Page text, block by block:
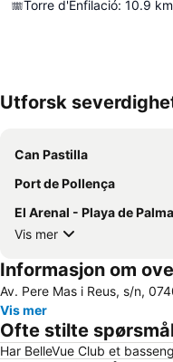
Torre d'Enfilació: 10.9 km
Utforsk
Can Pastilla
Port de Pollença
El Arenal - Playa de Palma
Vis mer
Informasjon om
Av. Pere Mas i Reus, s/n,
Vis mer
Ofte stilte
Har BelleVue Club et